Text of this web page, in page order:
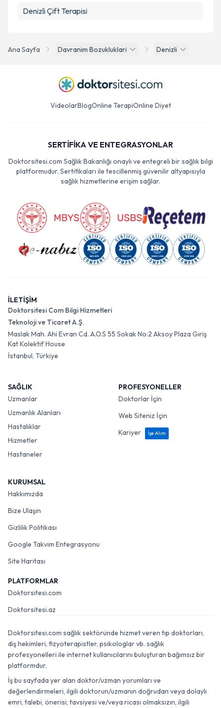
Ana Sayfa Davranim Bozukluklari Denizli
Denizli Çift Terapisi
VideolarBlogOnline TerapiOnline Diyet
SERTİFİKA VE ENTEGRASYONLAR
Doktorsitesi.com Sağlık Bakanlığı onaylı ve entegreli bir sağlık bilgi
platformudur. Sertifikaları ile tescillenmiş güvenilir altyapısıyla
sağlık hizmetlerine erişim sağlar.
İLETİŞİM
Doktorsitesi Com Bilgi Hizmetleri
Teknoloji ve Ticaret A.Ş.
Maslak Mah. Ahi Evran Cd. A.O.S 55 Sokak No:2 Aksoy Plaza Giriş
Kat Kolektif House
İstanbul, Türkiye
SAĞLIK
Uzmanlar
Uzmanlık Alanları
Hastalıklar
Hizmetler
Hastaneler
PROFESYONELLER
Doktorlar İçin
Web Siteniz İçin
Kariyer
İşe Alım
KURUMSAL
Hakkımızda
Bize Ulaşın
Gizlilik Politikası
Google Takvim Entegrasyonu
Site Haritası
PLATFORMLAR
Doktorsitesi.com
Doktorsitesi.az
Doktorsitesi.com sağlık sektöründe hizmet veren tıp doktorları,
diş hekimleri, fizyoterapistler, psikologlar vb. sağlık
profesyonelleri ile internet kullanıcılarını buluşturan bağımsız bir
platformdur.
İş bu sayfada yer alan doktor/uzman yorumları ve
değerlendirmeleri, ilgili doktorun/uzmanın doğrudan veya dolaylı
emri, talebi, önerisi, tavsiyesi ve/veya ricası olmaksızın, ilgili